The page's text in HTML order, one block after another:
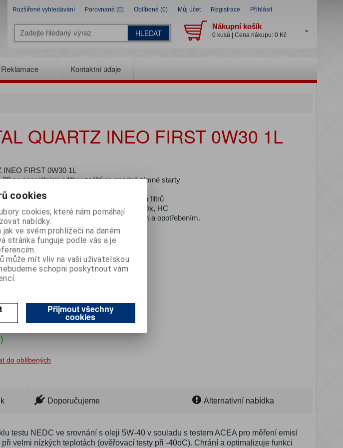
Rozšířené vyhledávání Porovnané (0) Oblíbené (0) Můj účet Registrace Přihlásit
HLEDAT
Nákupní košík
0 kusů | Cena nákupu: 0 Kč
Reklamace Kontaktní údaje
QUARTZ INEO FIRST 0W30 1L
INEO FIRST 0W30 1L
se speciálními aditivy zajišťuje snadné zimné starty
(ověřovací testy při -40oC).
třícestných katalyzátorů a částicových filtrů
sazemi a úsadami). Redukuje emise NOx, HC
účinnou ochranu motoru před znečištěním a opotřebením.
bez DPH
Koupit
do oblíbených
Doporučujeme Alternativní nabídka
testu NEDC ve srovnání s oleji 5W-40 v souladu s testem ACEA pro měření emisí
velmi nízkých teplotách (ověřovací testy při -40oC). Chrání a optimalizuje funkci
cookies
cookies, které nám pomáhají
nabídky.
ve svém prohlížeči na daném
stránka funguje podle vás a je
může mít vliv na vaši uživatelskou
schopni poskytnout vám
Přijmout všechny
cookies